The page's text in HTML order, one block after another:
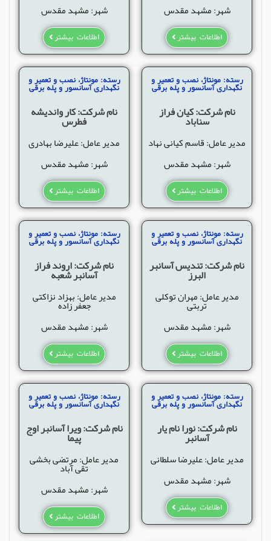
شهر: مشهد مقدس
اطلاعات بیشتر
شهر: مشهد مقدس
اطلاعات بیشتر
رسته: مونتاژ، نصب و تعمیر و
نگهداری آسانسور و پله برقی
نام شرکت: کیان فراز
سناباد
مدیر عامل: قاسم کیانی نهاد
شهر: مشهد مقدس
اطلاعات بیشتر
رسته: مونتاژ، نصب و تعمیر و
نگهداری آسانسور و پله برقی
نام شرکت: کار واندیشه
فطرس
مدیر عامل: علیرضا بهادری
شهر: مشهد مقدس
اطلاعات بیشتر
رسته: مونتاژ، نصب و تعمیر و
نگهداری آسانسور و پله برقی
نام شرکت: تندیس آسانبر
البرز
مدیر عامل: مهران توکلی
تربتی
شهر: مشهد مقدس
اطلاعات بیشتر
رسته: مونتاژ، نصب و تعمیر و
نگهداری آسانسور و پله برقی
نام شرکت: اروند فراز
آسانبر شعبه
مدیر عامل: بهزاد نزاکتی
جعفر زاده
شهر: مشهد مقدس
اطلاعات بیشتر
رسته: مونتاژ، نصب و تعمیر و
نگهداری آسانسور و پله برقی
نام شرکت: نورا نام یار
آسانبر
مدیر عامل: علیرضا سلطانی
شهر: مشهد مقدس
اطلاعات بیشتر
رسته: مونتاژ، نصب و تعمیر و
نگهداری آسانسور و پله برقی
نام شرکت: ویرا آسانبر اوج
پیما
مدیر عامل: مرتضی بخشی
تقی آباد
شهر: مشهد مقدس
اطلاعات بیشتر